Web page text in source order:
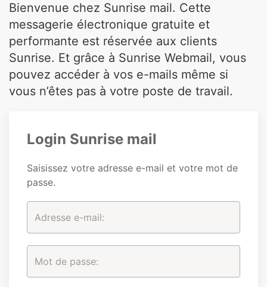
Bienvenue chez Sunrise mail. Cette
messagerie électronique gratuite et
performante est réservée aux clients
Sunrise. Et grâce à Sunrise Webmail, vous
pouvez accéder à vos e-mails même si
vous n’êtes pas à votre poste de travail.
Login Sunrise mail
Saisissez votre adresse e-mail et votre mot de
passe.